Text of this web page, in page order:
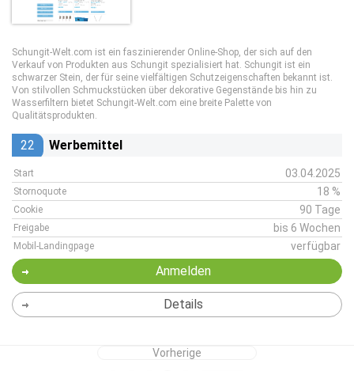
Schungit-Welt.com ist ein faszinierender Online-Shop, der sich auf den
Verkauf von Produkten aus Schungit spezialisiert hat. Schungit ist ein
schwarzer Stein, der für seine vielfältigen Schutzeigenschaften bekannt ist.
Von stilvollen Schmuckstücken über dekorative Gegenstände bis hin zu
Wasserfiltern bietet Schungit-Welt.com eine breite Palette von
Qualitätsprodukten.
22 Werbemittel
Start 03.04.2025
Stornoquote 18 %
Cookie 90 Tage
Freigabe bis 6 Wochen
Mobil-Landingpage verfügbar
Anmelden
Details
Vorherige